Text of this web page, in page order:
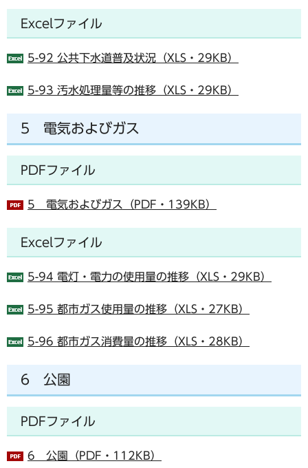
Excelファイル
5-92 公共下水道普及状況（XLS・29KB）
5-93 汚水処理量等の推移（XLS・29KB）
5 電気およびガス
PDFファイル
5 電気およびガス（PDF・139KB）
Excelファイル
5-94 電灯・電力の使用量の推移（XLS・29KB）
5-95 都市ガス使用量の推移（XLS・27KB）
5-96 都市ガス消費量の推移（XLS・28KB）
6 公園
PDFファイル
6 公園（PDF・112KB）